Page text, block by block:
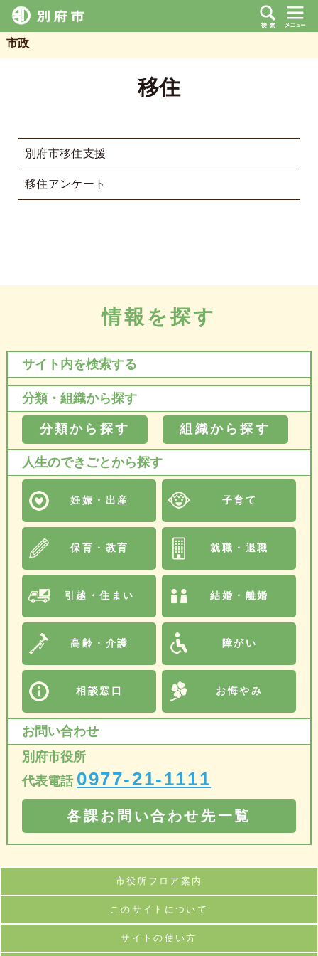
市政
移住
別府市移住支援
移住アンケート
情報を探す
サイト内を検索する
分類・組織から探す
分類から探す 組織から探す
人生のできごとから探す
妊娠・出産 子育て
保育・教育 就職・退職
引越・住まい 結婚・離婚
高齢・介護 障がい
相談窓口 お悔やみ
お問い合わせ
別府市役所
代表電話 0977-21-1111
各課お問い合わせ先一覧
市役所フロア案内
このサイトについて
サイトの使い方